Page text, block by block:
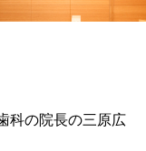
科の院長の三原広